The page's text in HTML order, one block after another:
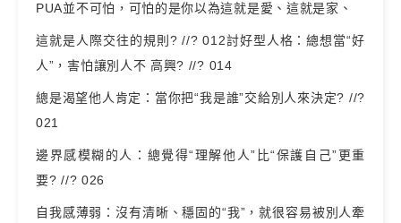
PUA並不可怕，可怕的是你以為這就是愛、這就是家、
這就是人際交往的規則? //? 012討好型人格：總想當“好
人”，害怕讓別人不 高興? //? 014
總是渴望他人肯定：當你把“我是誰”交給別人來決定? //?
021
邊界感模糊的人：總覺得“理解他人”比“保護自己”更重
要? //? 026
自我感薄弱：沒有清晰、穩固的“我”，就很容易被別人牽